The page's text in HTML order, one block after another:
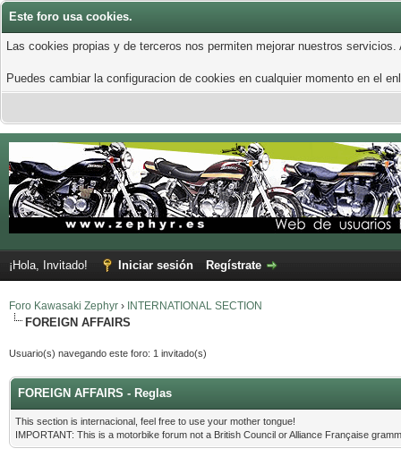
Este foro usa cookies.
Las cookies propias y de terceros nos permiten mejorar nuestros
Puedes cambiar la configuracion de cookies en cualquier momento en el
¡Hola, Invitado! Iniciar sesión Regístrate
Foro Kawasaki Zephyr › INTERNATIONAL SECTION
FOREIGN AFFAIRS
Usuario(s) navegando este foro: 1 invitado(s)
FOREIGN AFFAIRS - Reglas
This section is internacional, feel free to use your mother tongue!
IMPORTANT: This is a motorbike forum not a British Council or Alliance Française